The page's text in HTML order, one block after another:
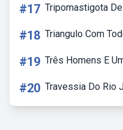
#17 Tripomastigota
#18 Triangulo Com
#19 Três Homens E
#20 Travessia Do Rio